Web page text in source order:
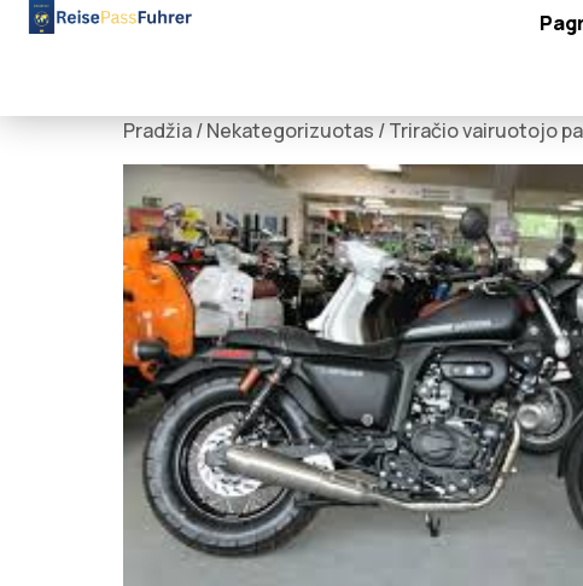
Pradžia/Nekategorizuotas / Triračio vairuotojo